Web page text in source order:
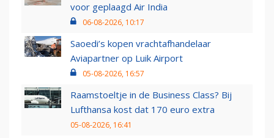
voor geplaagd Air India
06-08-2026, 10:17
Saoedi’s kopen vrachtafhandelaar
Aviapartner op Luik Airport
05-08-2026, 16:57
Raamstoeltje in de Business Class? Bij
Lufthansa kost dat 170 euro extra
05-08-2026, 16:41